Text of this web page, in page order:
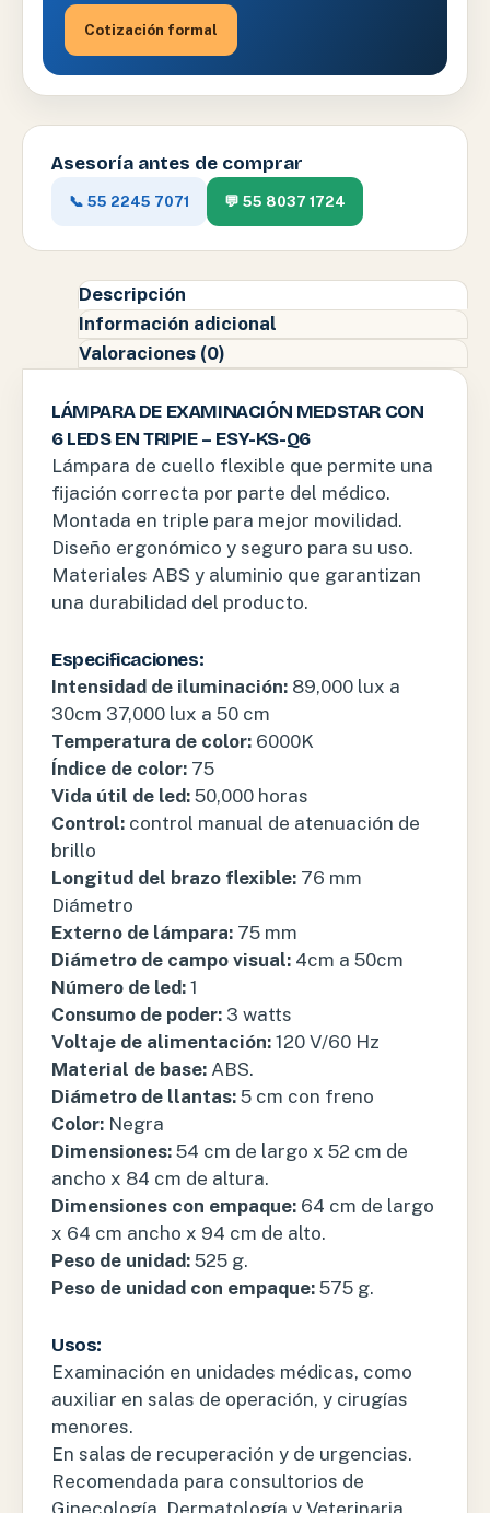
Cotización formal
Asesoría antes de comprar
📞 55 2245 7071 💬 55 8037 1724
Descripción
Información adicional
Valoraciones (0)
LÁMPARA DE EXAMINACIÓN MEDSTAR CON
6 LEDS EN TRIPIE – ESY-KS-Q6
Lámpara de cuello flexible que permite una
fijación correcta por parte del médico.
Montada en triple para mejor movilidad.
Diseño ergonómico y seguro para su uso.
Materiales ABS y aluminio que garantizan
una durabilidad del producto.
Especificaciones:
Intensidad de iluminación: 89,000 lux a
30cm 37,000 lux a 50 cm
Temperatura de color: 6000K
Índice de color: 75
Vida útil de led: 50,000 horas
Control: control manual de atenuación de
brillo
Longitud del brazo flexible: 76 mm
Diámetro
Externo de lámpara: 75 mm
Diámetro de campo visual: 4cm a 50cm
Número de led: 1
Consumo de poder: 3 watts
Voltaje de alimentación: 120 V/60 Hz
Material de base: ABS.
Diámetro de llantas: 5 cm con freno
Color: Negra
Dimensiones: 54 cm de largo x 52 cm de
ancho x 84 cm de altura.
Dimensiones con empaque: 64 cm de largo
x 64 cm ancho x 94 cm de alto.
Peso de unidad: 525 g.
Peso de unidad con empaque: 575 g.
Usos:
Examinación en unidades médicas, como
auxiliar en salas de operación, y cirugías
menores.
En salas de recuperación y de urgencias.
Recomendada para consultorios de